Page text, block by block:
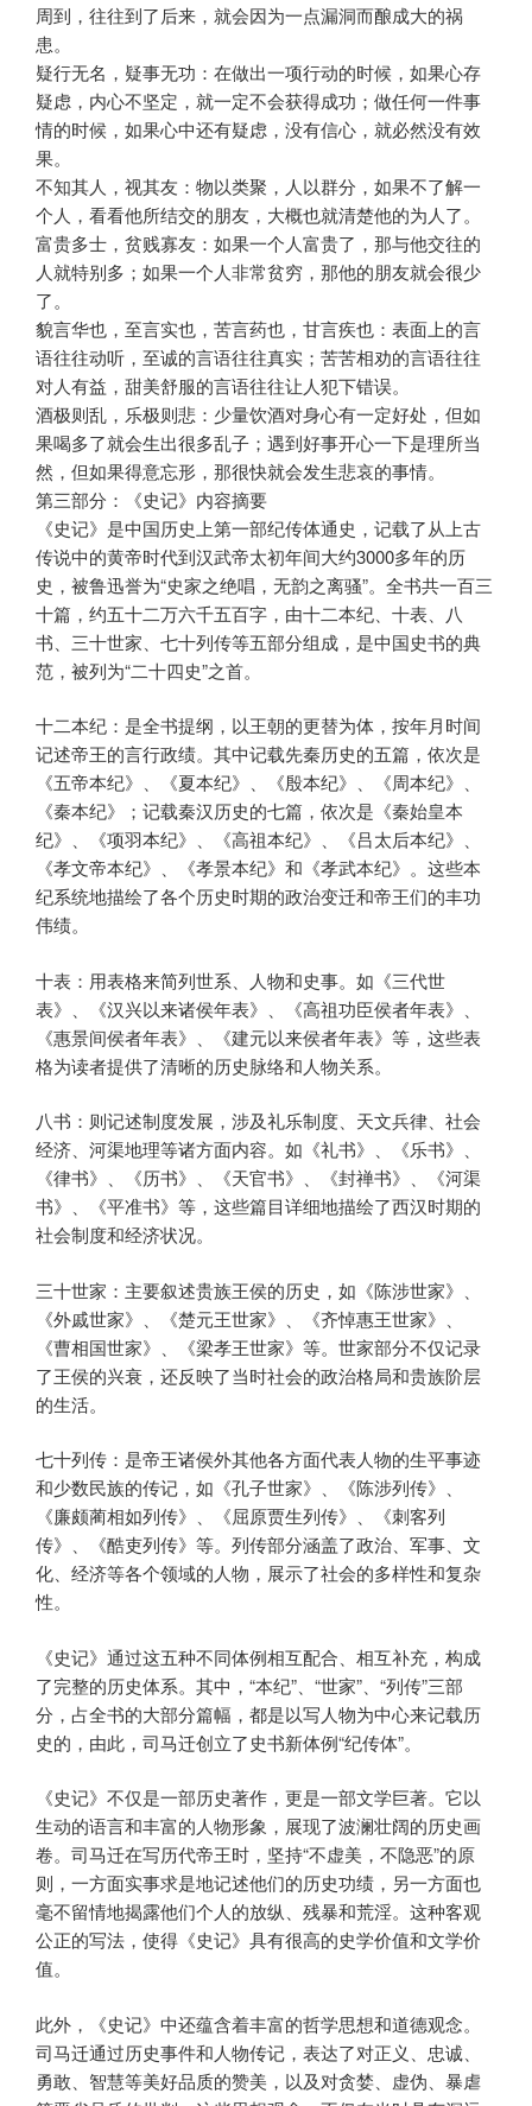
周到，往往到了后来，就会因为一点漏洞而酿成大的祸
患。
疑行无名，疑事无功：在做出一项行动的时候，如果心存
疑虑，内心不坚定，就一定不会获得成功；做任何一件事
情的时候，如果心中还有疑虑，没有信心，就必然没有效
果。
不知其人，视其友：物以类聚，人以群分，如果不了解一
个人，看看他所结交的朋友，大概也就清楚他的为人了。
富贵多士，贫贱寡友：如果一个人富贵了，那与他交往的
人就特别多；如果一个人非常贫穷，那他的朋友就会很少
了。
貌言华也，至言实也，苦言药也，甘言疾也：表面上的言
语往往动听，至诚的言语往往真实；苦苦相劝的言语往往
对人有益，甜美舒服的言语往往让人犯下错误。
酒极则乱，乐极则悲：少量饮酒对身心有一定好处，但如
果喝多了就会生出很多乱子；遇到好事开心一下是理所当
然，但如果得意忘形，那很快就会发生悲哀的事情。
第三部分：《史记》内容摘要
《史记》是中国历史上第一部纪传体通史，记载了从上古
传说中的黄帝时代到汉武帝太初年间大约3000多年的历
史，被鲁迅誉为“史家之绝唱，无韵之离骚”。全书共一百三
十篇，约五十二万六千五百字，由十二本纪、十表、八
书、三十世家、七十列传等五部分组成，是中国史书的典
范，被列为“二十四史”之首。
十二本纪：是全书提纲，以王朝的更替为体，按年月时间
记述帝王的言行政绩。其中记载先秦历史的五篇，依次是
《五帝本纪》、《夏本纪》、《殷本纪》、《周本纪》、
《秦本纪》；记载秦汉历史的七篇，依次是《秦始皇本
纪》、《项羽本纪》、《高祖本纪》、《吕太后本纪》、
《孝文帝本纪》、《孝景本纪》和《孝武本纪》。这些本
纪系统地描绘了各个历史时期的政治变迁和帝王们的丰功
伟绩。
十表：用表格来简列世系、人物和史事。如《三代世
表》、《汉兴以来诸侯年表》、《高祖功臣侯者年表》、
《惠景间侯者年表》、《建元以来侯者年表》等，这些表
格为读者提供了清晰的历史脉络和人物关系。
八书：则记述制度发展，涉及礼乐制度、天文兵律、社会
经济、河渠地理等诸方面内容。如《礼书》、《乐书》、
《律书》、《历书》、《天官书》、《封禅书》、《河渠
书》、《平准书》等，这些篇目详细地描绘了西汉时期的
社会制度和经济状况。
三十世家：主要叙述贵族王侯的历史，如《陈涉世家》、
《外戚世家》、《楚元王世家》、《齐悼惠王世家》、
《曹相国世家》、《梁孝王世家》等。世家部分不仅记录
了王侯的兴衰，还反映了当时社会的政治格局和贵族阶层
的生活。
七十列传：是帝王诸侯外其他各方面代表人物的生平事迹
和少数民族的传记，如《孔子世家》、《陈涉列传》、
《廉颇蔺相如列传》、《屈原贾生列传》、《刺客列
传》、《酷吏列传》等。列传部分涵盖了政治、军事、文
化、经济等各个领域的人物，展示了社会的多样性和复杂
性。
《史记》通过这五种不同体例相互配合、相互补充，构成
了完整的历史体系。其中，“本纪”、“世家”、“列传”三部
分，占全书的大部分篇幅，都是以写人物为中心来记载历
史的，由此，司马迁创立了史书新体例“纪传体”。
《史记》不仅是一部历史著作，更是一部文学巨著。它以
生动的语言和丰富的人物形象，展现了波澜壮阔的历史画
卷。司马迁在写历代帝王时，坚持“不虚美，不隐恶”的原
则，一方面实事求是地记述他们的历史功绩，另一方面也
毫不留情地揭露他们个人的放纵、残暴和荒淫。这种客观
公正的写法，使得《史记》具有很高的史学价值和文学价
值。
此外，《史记》中还蕴含着丰富的哲学思想和道德观念。
司马迁通过历史事件和人物传记，表达了对正义、忠诚、
勇敢、智慧等美好品质的赞美，以及对贪婪、虚伪、暴虐